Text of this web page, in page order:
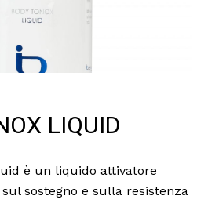
LIQUID
è un liquido attivatore
sostegno e sulla resistenza